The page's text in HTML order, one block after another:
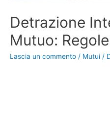
Detrazione
Mutuo:
Lascia un commento / Mutui /